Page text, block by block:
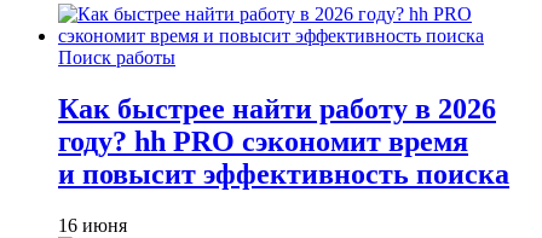
Поиск работы
Как быстрее найти работу в 2026
году? hh PRO сэкономит время
и повысит эффективность поиска
16 июня